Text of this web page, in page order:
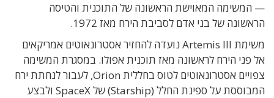
— המשימה המאוישת הראשונה של התוכנית והטיסה
הראשונה של בני אדם לסביבת הירח מאז 1972.
משימת Artemis III נועדה להחזיר אסטרונאוטים אמריקאים
אל פני הירח לראשונה מאז תוכנית אפולו. במסגרת המשימה
צפויים אסטרונאוטים לטוס בחללית Orion, לעבור לנחתת ירח
המבוססת על ספינת החלל (Starship) של SpaceX ולבצע